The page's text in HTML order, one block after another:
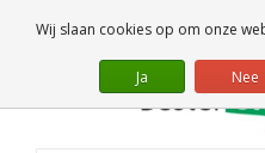
Wij slaan cookies op om onze
Ja Nee